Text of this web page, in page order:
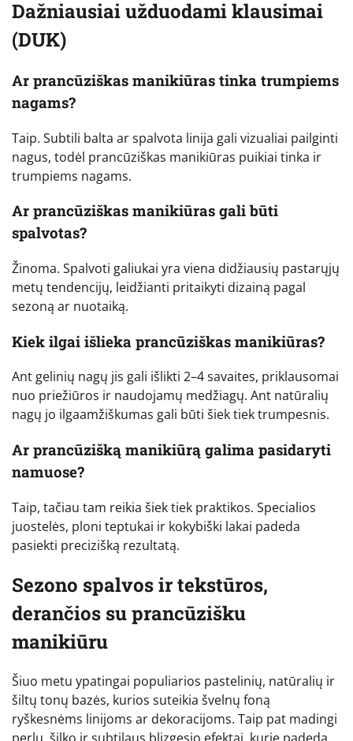
Dažniausiai užduodami klausimai
(DUK)
Ar prancūziškas manikiūras tinka trumpiems
nagams?
Taip. Subtili balta ar spalvota linija gali vizualiai pailginti
nagus, todėl prancūziškas manikiūras puikiai tinka ir
trumpiems nagams.
Ar prancūziškas manikiūras gali būti
spalvotas?
Žinoma. Spalvoti galiukai yra viena didžiausių pastarųjų
metų tendencijų, leidžianti pritaikyti dizainą pagal
sezoną ar nuotaiką.
Kiek ilgai išlieka prancūziškas manikiūras?
Ant gelinių nagų jis gali išlikti 2–4 savaites, priklausomai
nuo priežiūros ir naudojamų medžiagų. Ant natūralių
nagų jo ilgaamžiškumas gali būti šiek tiek trumpesnis.
Ar prancūzišką manikiūrą galima pasidaryti
namuose?
Taip, tačiau tam reikia šiek tiek praktikos. Specialios
juostelės, ploni teptukai ir kokybiški lakai padeda
pasiekti precizišką rezultatą.
Sezono spalvos ir tekstūros,
derančios su prancūzišku
manikiūru
Šiuo metu ypatingai populiarios pastelinių, natūralių ir
šiltų tonų bazės, kurios suteikia švelnų foną
ryškesnėms linijoms ar dekoracijoms. Taip pat madingi